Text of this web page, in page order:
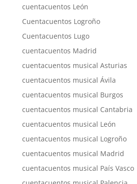
cuentacuentos León
Cuentacuentos Logroño
Cuentacuentos Lugo
cuentacuentos Madrid
cuentacuentos musical Asturias
cuentacuentos musical Ávila
cuentacuentos musical Burgos
cuentacuentos musical Cantabria
cuentacuentos musical León
cuentacuentos musical Logroño
cuentacuentos musical Madrid
cuentacuentos musical País Vasco